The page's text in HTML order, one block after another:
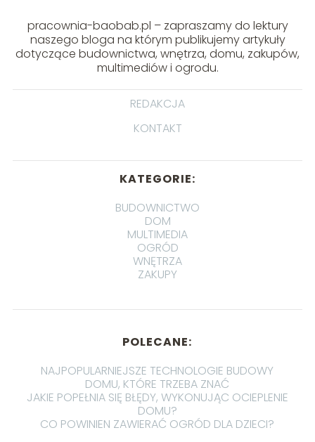
pracownia-baobab.pl – zapraszamy do lektury
naszego bloga na którym publikujemy artykuły
dotyczące budownictwa, wnętrza, domu, zakupów,
multimediów i ogrodu.
REDAKCJA
KONTAKT
KATEGORIE:
BUDOWNICTWO
DOM
MULTIMEDIA
OGRÓD
WNĘTRZA
ZAKUPY
POLECANE:
NAJPOPULARNIEJSZE TECHNOLOGIE BUDOWY
DOMU, KTÓRE TRZEBA ZNAĆ
JAKIE POPEŁNIA SIĘ BŁĘDY, WYKONUJĄC OCIEPLENIE
DOMU?
CO POWINIEN ZAWIERAĆ OGRÓD DLA DZIECI?